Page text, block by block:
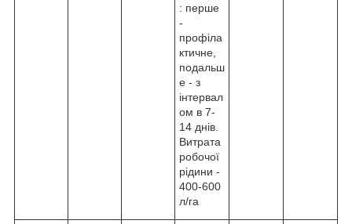
: перше
-
профіла
ктичне,
подальш
е - з
інтервал
ом в 7-
14 днів.
Витрата
робочої
рідини -
400-600
л/га